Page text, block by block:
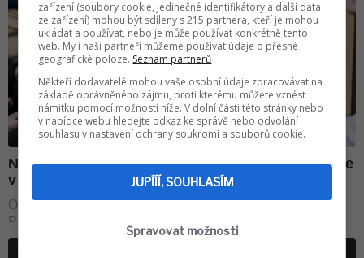
zařízení (soubory cookie, jedinečné identifikátory a další data
ze zařízení) mohou být sdíleny s 215 partnera, kteří je mohou
ukládat a používat, nebo je může používat konkrétně tento
web. My i naši partneři můžeme používat údaje o přesné
geografické poloze. Seznam partnerů
Někteří dodavatelé mohou vaše osobní údaje zpracovávat na
základě oprávněného zájmu, proti kterému můžete vznést
námitku pomocí možností níže. V dolní části této stránky nebo
v nabídce webu hledejte odkaz ke správě nebo odvolání
souhlasu v nastavení ochrany soukromí a souborů cookie.
JUPÍÍÍ, SOUHLASÍM
Spravovat možnosti